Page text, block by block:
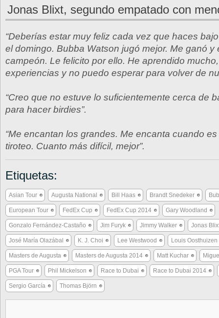
Jonas Blixt, segundo empatado con
“Deberías estar muy feliz cada vez que haces
el domingo. Bubba Watson jugó mejor. Me ganó y
campeón. Le felicito por ello. He aprendido
experiencias y no puedo esperar para volver de
“Creo que no estuve lo suficientemente cerca de
para hacer birdies”.
“Me encantan los grandes. Me encanta cuando
tiroteo. Cuanto más difícil, mejor”.
Etiquetas:
Asian Tour Augusta National Bill Haas Brandt Snedeker
European Tour FedEx Cup FedEx Cup 2014 Gary Woodland
Gonzalo Fernández-Castaño Jim Furyk Jimmy Walker Jonas
José María Olazábal K. J. Choi Lee Westwood Louis Oosthuizen
Masters de Augusta Masters de Augusta 2014 Matt Kuchar
PGA Tour Phil Mickelson Race to Dubai Race to Dubai 2014
Sergio García Thomas Björn